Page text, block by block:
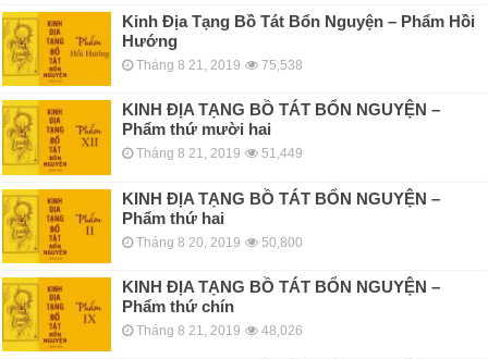
Kinh Địa Tạng Bồ Tát Bổn Nguyện – Phẩm Hồi
Hướng
Tháng 8 21, 2019 75,538
KINH ÐỊA TẠNG BỒ TÁT BỔN NGUYỆN –
Phẩm thứ mười hai
Tháng 8 21, 2019 51,449
KINH ÐỊA TẠNG BỒ TÁT BỔN NGUYỆN –
Phẩm thứ hai
Tháng 8 20, 2019 50,800
KINH ÐỊA TẠNG BỒ TÁT BỔN NGUYỆN –
Phẩm thứ chín
Tháng 8 21, 2019 48,026